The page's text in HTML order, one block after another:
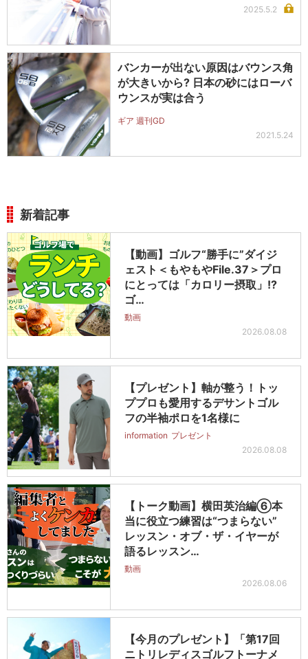
2025.5.2
バンカーが出ない原因はバウンス角
が大きいから? 日本の砂にはローバ
ウンスが実は合う
ギア 週刊GD
2021.5.24
新着記事
【動画】ゴルフ“勝手に”ダイジ
ェスト＜もやもやFile.37＞プロ
にとっては「カロリー摂取」!?
ゴ…
動画
2026.08.08
【プレゼント】軸が整う！トッ
ププロも愛用するデサントゴル
フの半袖ポロを1名様に
information プレゼント
2026.08.08
【トーク動画】横田英治編⑥本
当に役立つ練習は“つまらない”
レッスン・オブ・ザ・イヤーが
語るレッスン…
動画
2026.08.06
【今月のプレゼント】「第17回
ニトリレディスゴルフトーナメ